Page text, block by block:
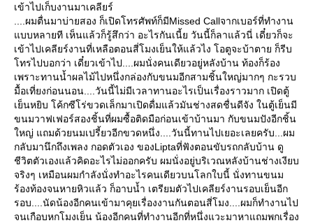
เข้าไปเก็บงานมาเคลียร์
....ผมตื่นมาบ่ายสอง ก็เปิดโทรศัพท์ก็มีMissed Callจากเบอร์ที่ทำงาน
บบหลายที เห็นแล้วก็รู้สึกว่า อะไรกันเนี้ย วันนี้ก็ลาแล้วนี่ เดี๋ยวก็จะ
เข้าไปเคลียร์งานที่เหลือตอนสี่โมงเย็นให้แล้วไง โอตูจะบ้าตาย ก็รีบ
ทรไปบอกว่า เดี๋ยวเข้าไป....ผมนั่งคนเดียวอยู่หลังบ้าน ท้องก็ร้อง
เพราะทานน้ำผลไม้ไปหนึ่งกล่องกับขนมอีกสามชิ้นใหญ่มากๆ กะรวบ
มื้อเที่ยงก่อนนอน....วันนี้ไม่มีเวลาทานอะไรเป็นเรื่องราวมาก เปิดตู้
เย็นหยิบ โค้กซีโร่ขวดเล็กมาเปิดดื่มแล้วมันช่างสดชื่นดีจัง ในตู้เย็นมี
ขนมวาฟเฟอร์สองชิ้นที่ผมซื้อติดมือก่อนเข้าบ้านมา กับขนมปังอีกชิ้น
หญ่ แถมด้วยนมเปรี้ยวอีกขวดหนึ่ง....วันนี้ทานไปเยอะเลยครับ...ผม
กลับมานึกถึงเพลง กอดตัวเอง ของLiptaที่ฟังตอนขับรถกลับบ้าน ดู
ชีวิตตัวเองแล้วคิดอะไรไม่ออกครับ ผมนั่งอยู่บริเวณหลังบ้านช่างเงียบ
จริงๆ เหมือนผมกำลังนั่งทำอะไรคนเดียวบนโลกใบนี้ นั่งทานขนม
ร้องท้องจนหายหิวแล้ว ก็อาบน้ำ เตรียมตัวไปเคลียร์งานรอบเย็นอีก
รอบ....นัดน้องอีกคนเข้ามาคุยเรื่องงานกันตอนสี่โมง....ผมก็ทำงานไป
จนเกือบหกโมงเย็น น้องอีกคนที่ทำงานอีกที่หนึ่งแวะมาหาแถมพกเรื่อง